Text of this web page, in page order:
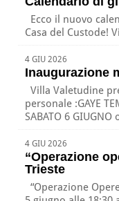
Ecco il nuovo
Casa del Custode!
4 GIU 2026
Inaugurazione
Villa Valetudine
personale :GAYE
SABATO 6
4 GIU 2026
“Operazione
Trieste
“Operazione